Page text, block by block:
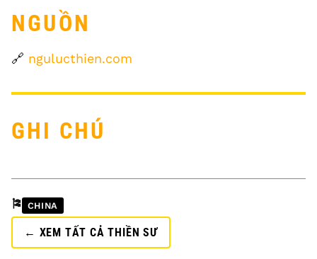
NGUỒN
🔗 ngulucthien.com
GHI CHÚ
🎏 CHINA
← XEM TẤT CẢ THIỀN SƯ